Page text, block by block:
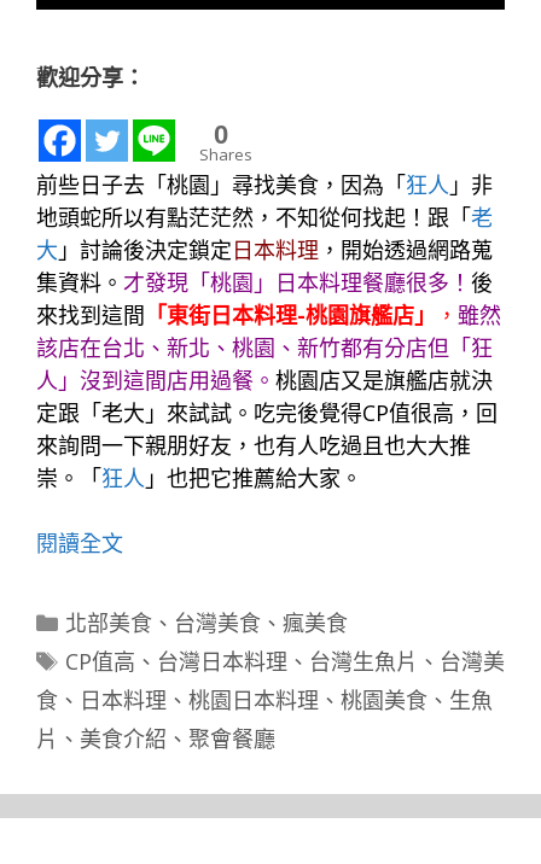
歡迎分享：
0
Shares
前些日子去「桃園」尋找美食，因為「狂人 」非
地頭蛇所以有點茫茫然，不知從何找起！跟「老
大 」討論後決定鎖定日本料理 ，開始透過網路蒐
集資料。 才發現「桃園」日本料理餐廳很多！ 後
來找到這間 「東街日本料理-桃園旗艦店」 ， 雖然
該店在台北、新北、桃園、新竹都有分店但「狂
人 」沒到這間店用過餐。 桃園店又是旗艦店就決
定跟「老大 」來試試。吃完後覺得CP值很高，回
來詢問一下親朋好友，也有人吃過且也大大推
崇。「狂人 」也把它推薦給大家。
閱讀全文
分
類
北部美食、 台灣美食、 瘋美食
標
籤
CP值高 、 台灣日本料理 、 台灣生魚片 、 台灣美
食 、 日本料理 、 桃園日本料理 、 桃園美食 、 生魚
片 、 美食介紹 、 聚會餐廳